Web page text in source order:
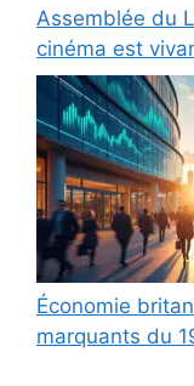
Assemblée du
cinéma est
Économie
marquants du